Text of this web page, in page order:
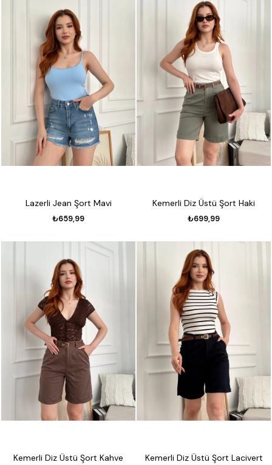
Lazerli Jean Şort Mavi
₺659,99
Kemerli Diz Üstü Şort Haki
₺699,99
Kemerli Diz Üstü Şort Kahve Kemerli Diz Üstü Şort Lacivert